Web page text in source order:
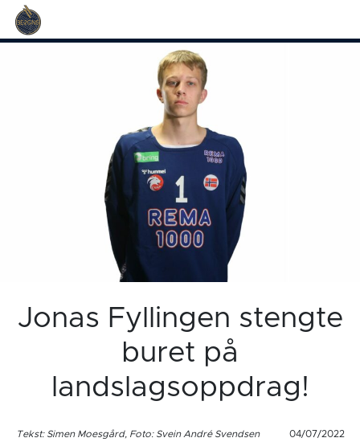
Jonas Fyllingen stengte
buret på
landslagsoppdrag!
Tekst: Simen Moesgård, Foto: Svein André Svendsen 04/07/2022